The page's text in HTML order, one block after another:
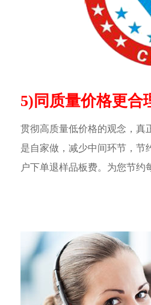
5)同质量价格更合
贯彻高质量低价格的观念，真
是自家做，减少中间环节，节
户下单退样品板费。为您节约